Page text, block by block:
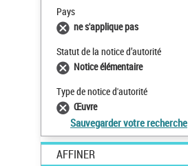
Pays
ne s'applique pas
Statut de la notice d’autorité
Notice élémentaire
Type de notice d'autorité
Œuvre
Sauvegarder votre recherche
AFFINER